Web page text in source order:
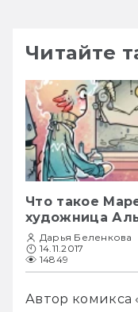
Читайте
Что такое
художница
Дарья Беленкова
14.11.2017
14849
Автор комикса